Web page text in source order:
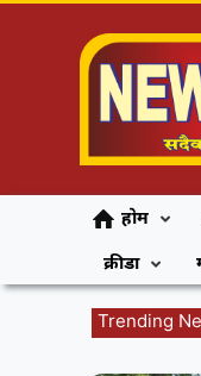
होम
क्रीडा
Trending
ज्योती सेंट्रल स्कूलच्या